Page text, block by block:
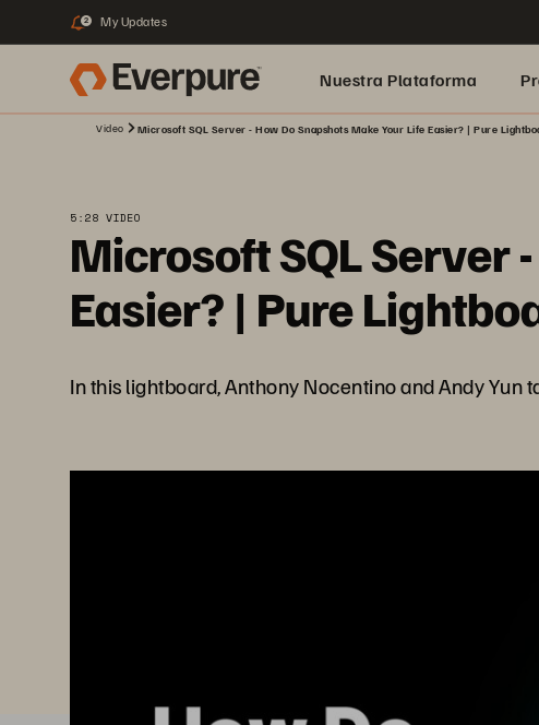
2 My Updates
Nuestra Plataforma
Video Microsoft SQL Server - How Do Snapshots Make Your Life Easier? | Pure
5:28 VIDEO
Microsoft SQL Server
Easier? | Pure
In this lightboard, Anthony Nocentino and Andy Yun